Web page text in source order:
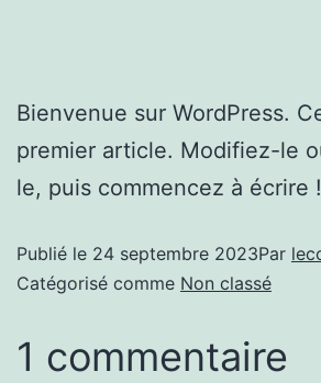
Bienvenue sur WordPress.
premier article. Modifiez-le
le, puis commencez à écrire !
Publié le 24 septembre 2023Par
Catégorisé comme Non classé
1 commentaire